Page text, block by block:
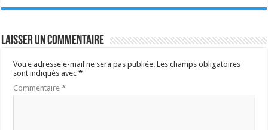
Laisser un commentaire
Votre adresse e-mail ne sera pas publiée. Les champs obligatoires
sont indiqués avec*
Commentaire*